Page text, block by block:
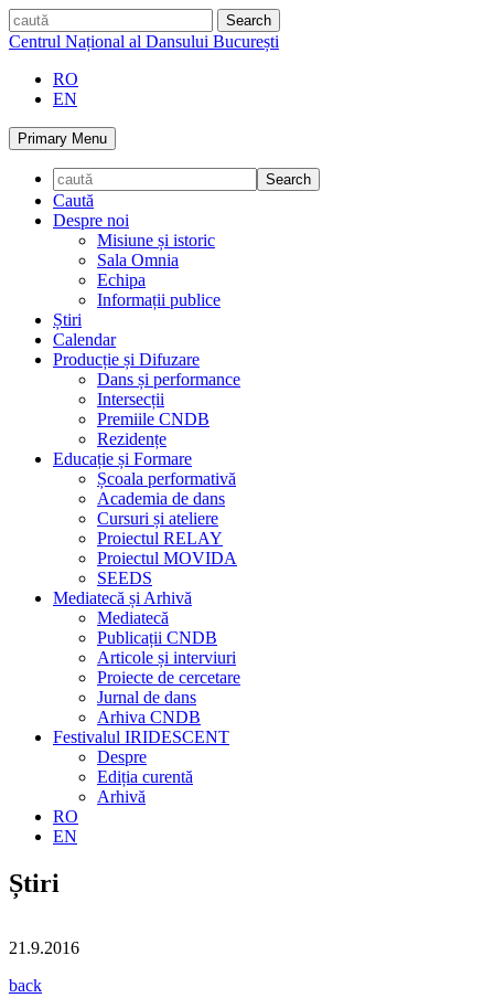
Skip
to
caută
Centrul Național al Dansului București
RO
EN
Primary Menu
Caută
Despre noi
Misiune și istoric
Sala Omnia
Echipa
Informații publice
Știri
Calendar
Producție și Difuzare
Dans și performance
Intersecții
Premiile CNDB
Rezidențe
Educație și Formare
Școala performativă
Academia de dans
Cursuri și ateliere
Proiectul RELAY
Proiectul MOVIDA
SEEDS
Mediatecă și Arhivă
Mediatecă
Publicații CNDB
Articole și interviuri
Proiecte de cercetare
Jurnal de dans
Arhiva CNDB
Festivalul IRIDESCENT
Despre
Ediția curentă
Arhivă
RO
EN
Știri
21.9.2016
back